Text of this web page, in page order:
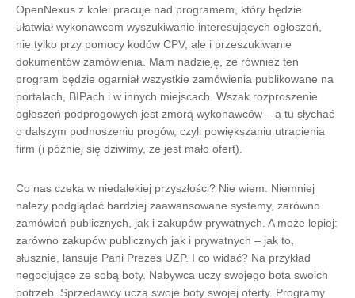
OpenNexus z kolei pracuje nad programem, który będzie
ułatwiał wykonawcom wyszukiwanie interesujących ogłoszeń,
nie tylko przy pomocy kodów CPV, ale i przeszukiwanie
dokumentów zamówienia. Mam nadzieję, że również ten
program będzie ogarniał wszystkie zamówienia publikowane na
portalach, BIPach i w innych miejscach. Wszak rozproszenie
ogłoszeń podprogowych jest zmorą wykonawców – a tu słychać
o dalszym podnoszeniu progów, czyli powiększaniu utrapienia
firm (i później się dziwimy, ze jest mało ofert).
Co nas czeka w niedalekiej przyszłości? Nie wiem. Niemniej
należy podglądać bardziej zaawansowane systemy, zarówno
zamówień publicznych, jak i zakupów prywatnych. A może lepiej:
zarówno zakupów publicznych jak i prywatnych – jak to,
słusznie, lansuje Pani Prezes UZP. I co widać? Na przykład
negocjujące ze sobą boty. Nabywca uczy swojego bota swoich
potrzeb. Sprzedawcy uczą swoje boty swojej oferty. Programy